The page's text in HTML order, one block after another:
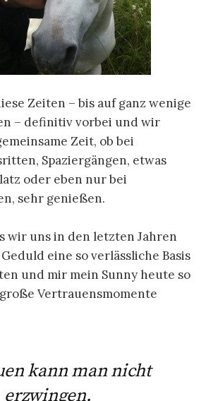
Zeiten – bis auf ganz wenige
– definitiv vorbei und wir
Zeit, ob bei
Spaziergängen, etwas
oder eben nur bei
sehr genießen.
wir uns in den letzten Jahren
eine so verlässliche Basis
und mir mein Sunny heute so
Vertrauensmomente
kann man nicht
erzwingen,